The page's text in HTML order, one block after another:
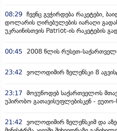
08:29 ჩვენც გვჭირდება რაკეტები,
დოლარის ღირებულების იარაღი
უკრაინისთვის Patriot-ის რაკეტების
00:45 2008 წლის რუსეთ-
23:42 ვოლოდიმირ ზელენსკი 8
23:17 მოვუწოდებ საქართველოს
უპირობო გათავისუფლებისკენ -
21:42
ვოლოდიმირ ზელენსკიმ და